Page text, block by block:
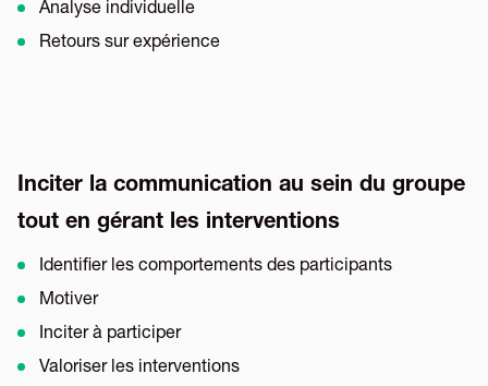
Analyse individuelle
Retours sur expérience
Inciter la communication au sein du groupe
tout en gérant les interventions
Identifier les comportements des participants
Motiver
Inciter à participer
Valoriser les interventions